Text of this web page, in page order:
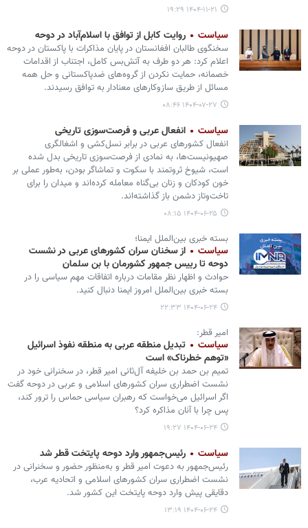
۱۴۰۴-۱۱-۲۱ ۱۹:۲۹
سیاست روایت کابل از توافق با اسلام‌آباد در دوحه
سخنگوی طالبان افغانستان در پایان مذاکرات با پاکستان در دوحه
اعلام کرد: هر دو طرف به آتش‌بس کامل، اجتناب از اقدامات
خصمانه، حمایت نکردن از گروه‌های ضدپاکستانی و حل همه
مسائل از طریق سازوکارهای معنادار به توافق رسیدند.
۱۴۰۴-۰۷-۲۷ ۰۸:۴۶
سیاست انفعال عربی و فرصت‌سوزی تاریخی
انفعال کشورهای عربی در برابر نسل‌کشی و اشغالگری
صهیونیست‌ها، به نمادی از فرصت‌سوزی تاریخی بدل شده
است، شیوخ ثروتمند با سکوت و تماشاگر بودن، به‌طور عملی بر
خون کودکان و زنان بی‌گناه معامله کرده‌اند و میدان را برای
تاخت‌وتاز دشمن باز گذاشته‌اند.
۱۴۰۴-۰۶-۲۵ ۰۸:۱۵
بسته خبری بین‌الملل ایمنا؛
سیاست
از سخنان سران کشورهای عربی در نشست
دوحه تا رییس جمهور کشورمان با بن سلمان
حوادث و اظهار نظر مقامات درباره اتفاقات مهم سیاسی را در
بسته خبری بین‌الملل امروز ایمنا دنبال کنید.
۱۴۰۴-۰۶-۲۴ ۲۲:۳۳
امیر قطر:
سیاست
تبدیل منطقه عربی به منطقه نفوذ اسرائیل
«توهم خطرناک» است
تمیم بن حمد بن خلیفه آل‌ثانی امیر قطر، در سخنرانی خود در
نشست اضطراری سران کشورهای اسلامی و عربی در دوحه گفت
اگر اسرائیل می‌خواست که رهبران سیاسی حماس را ترور کند،
پس چرا با آنان مذاکره کرد؟
۱۴۰۴-۰۶-۲۴ ۱۹:۲۷
سیاست رئیس‌جمهور وارد دوحه پایتخت قطر شد
رئیس‌جمهور به دعوت امیر قطر و به‌منظور حضور و سخنرانی در
نشست اضطراری سران کشورهای اسلامی و اتحادیه عرب،
دقایقی پیش وارد دوحه پایتخت این کشور شد.
۱۴۰۴-۰۶-۲۴ ۱۳:۱۹